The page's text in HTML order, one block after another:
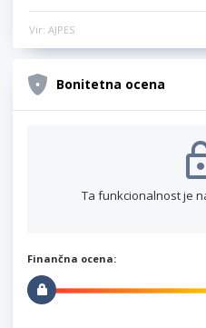
Vir: AJPES
Bonitetna ocena
Ta funkcionalnost je
Finančna ocena: